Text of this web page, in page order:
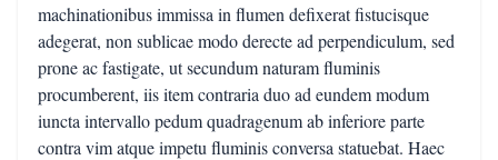
machinationibus immissa in flumen defixerat fistucisque
adegerat, non sublicae modo derecte ad perpendiculum, sed
prone ac fastigate, ut secundum naturam fluminis
procumberent, iis item contraria duo ad eundem modum
iuncta intervallo pedum quadragenum ab inferiore parte
contra vim atque impetu fluminis conversa statuebat. Haec